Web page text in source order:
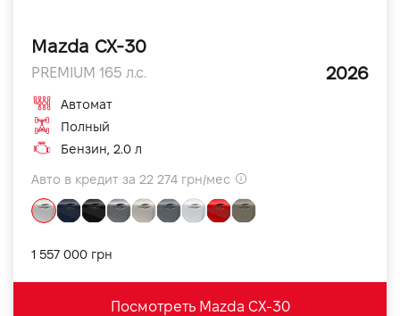
Mazda CX-30
PREMIUM 165 л.с. 2026
Автомат
Полный
Бензин, 2.0 л
Авто в кредит за 22 274 грн/мес
1 557 000 грн
Посмотреть Mazda CX-30